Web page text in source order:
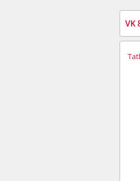
VK